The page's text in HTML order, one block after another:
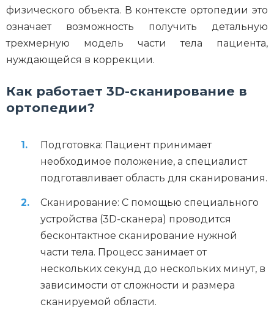
физического объекта. В контексте ортопедии это
означает возможность получить детальную
трехмерную модель части тела пациента,
нуждающейся в коррекции.
Как работает 3D-сканирование в
ортопедии?
Подготовка: Пациент принимает
необходимое положение, а специалист
подготавливает область для сканирования.
Сканирование: С помощью специального
устройства (3D-сканера) проводится
бесконтактное сканирование нужной
части тела. Процесс занимает от
нескольких секунд до нескольких минут, в
зависимости от сложности и размера
сканируемой области.